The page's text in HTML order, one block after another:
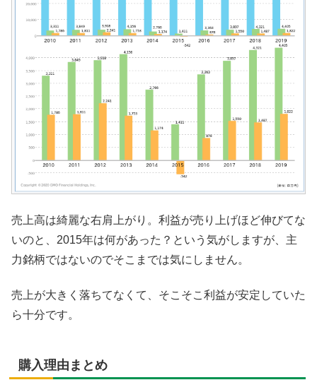
売上高は綺麗な右肩上がり。利益が売り上げほど伸びてな
いのと、2015年は何があった？という気がしますが、主
力銘柄ではないのでそこまでは気にしません。
売上が大きく落ちてなくて、そこそこ利益が安定していた
ら十分です。
購入理由まとめ